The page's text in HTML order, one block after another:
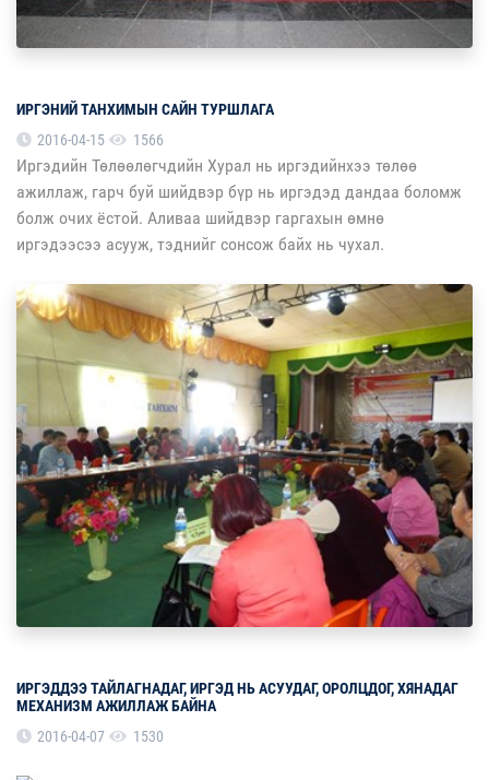
ИРГЭНИЙ ТАНХИМЫН САЙН ТУРШЛАГА
2016-04-15
1566
Иргэдийн Төлөөлөгчдийн Хурал нь иргэдийнхээ төлөө
ажиллаж, гарч буй шийдвэр бүр нь иргэдэд дандаа боломж
болж очих ёстой. Аливаа шийдвэр гаргахын өмнө
иргэдээсээ асууж, тэднийг сонсож байх нь чухал.
ИРГЭДДЭЭ ТАЙЛАГНАДАГ, ИРГЭД НЬ АСУУДАГ, ОРОЛЦДОГ, ХЯНАДАГ
МЕХАНИЗМ АЖИЛЛАЖ БАЙНА
2016-04-07
1530